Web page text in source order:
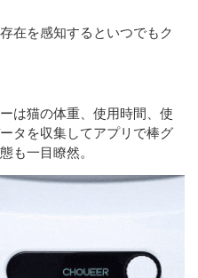
在を感知するといつでもク
は猫の体重、使用時間、使
タを収集してアプリで棒グ
も一目瞭然。